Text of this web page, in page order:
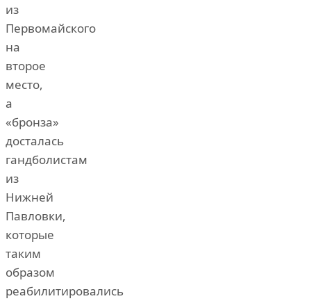
из
Первомайского
на
второе
место,
а
«бронза»
досталась
гандболистам
из
Нижней
Павловки,
которые
таким
образом
реабилитировались